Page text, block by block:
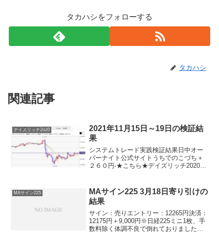
タカハシをフォローする
タカハシ
関連記事
デイズリッチ2020
2021年11月15日～19日の検証結
果
システムトレード実践検証結果日中オー
バーナイト公式サイトうちでのこづち＋
２６０円-★こちら★デイズリッチ2020▲
円-ロングリッチ2019-▲１９０円ロング...
MAサイン225
MAサイン225 3月18日寄り引けの
結果
サイン：売りエントリー：12265円決済：
12175円＋9,000円※日経225ミニ1枚、手
数料除く体調不良で倒れておりました。